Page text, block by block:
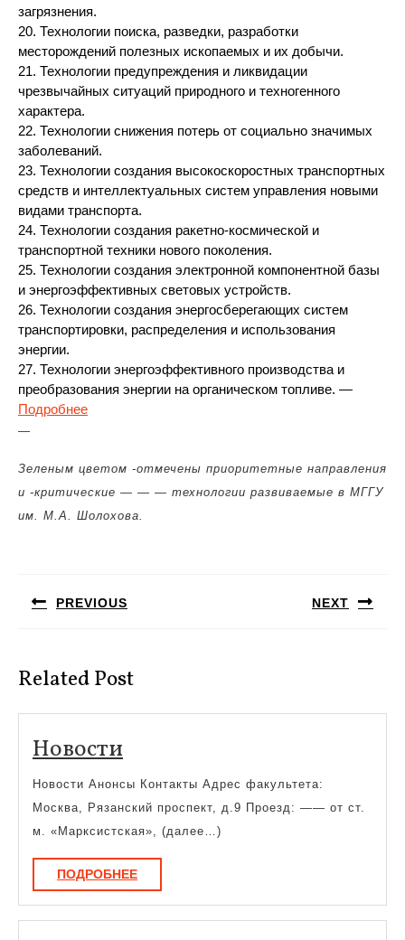
загрязнения.
20. Технологии поиска, разведки, разработки
месторождений полезных ископаемых и их добычи.
21. Технологии предупреждения и ликвидации
чрезвычайных ситуаций природного и техногенного
характера.
22. Технологии снижения потерь от социально значимых
заболеваний.
23. Технологии создания высокоскоростных транспортных
средств и интеллектуальных систем управления новыми
видами транспорта.
24. Технологии создания ракетно-космической и
транспортной техники нового поколения.
25. Технологии создания электронной компонентной базы
и энергоэффективных световых устройств.
26. Технологии создания энергосберегающих систем
транспортировки, распределения и использования
энергии.
27. Технологии энергоэффективного производства и
преобразования энергии на органическом топливе. —
Подробнее
—
Зеленым цветом -отмечены приоритетные направления
и -критические — — — технологии развиваемые в МГГУ
им. М.А. Шолохова.
записям
PREVIOUS NEXT
Related Post
НовостиНовости
Новости Анонсы Контакты Адрес факультета:
Москва, Рязанский проспект, д.9 Проезд: —— от ст.
м. «Марксистская», (далее…)
ПОДРОБНЕЕПОДРОБНЕЕ